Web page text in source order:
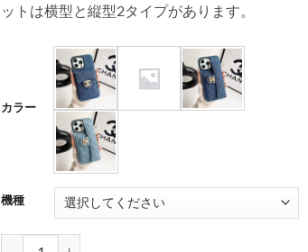
ットは横型と縦型2タイプがあります。
カラー
機種